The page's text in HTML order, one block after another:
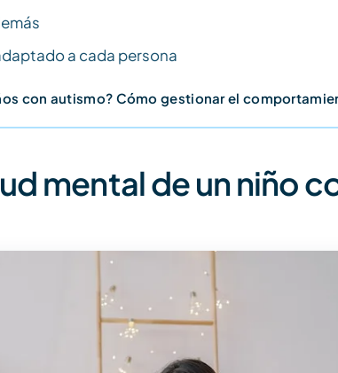
a cada persona
con autismo? Cómo gestionar el
mental de un niño